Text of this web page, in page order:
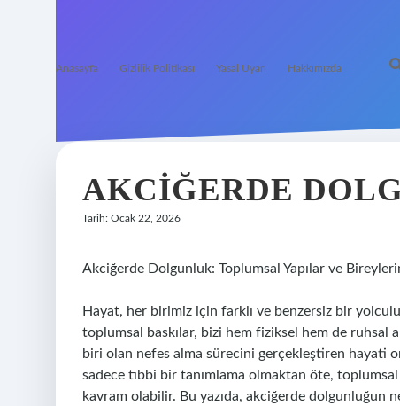
Anasayfa Gizlilik Politikası Yasal Uyarı Hakkımızda
AKCIĞERDE
Tarih: Ocak 22, 2026
Akciğerde Dolgunluk: Toplumsal Yapılar ve
Hayat, her birimiz için farklı ve benzersiz bir
toplumsal baskılar, bizi hem fiziksel hem de ruhsal
biri olan nefes alma sürecini gerçekleştiren hayati
sadece tıbbi bir tanımlama olmaktan öte,
kavram olabilir. Bu yazıda, akciğerde dolgunluğun